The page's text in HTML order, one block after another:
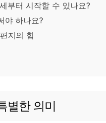
부터 시작할 수 있나요?
야 하나요?
지의 힘
별한 의미